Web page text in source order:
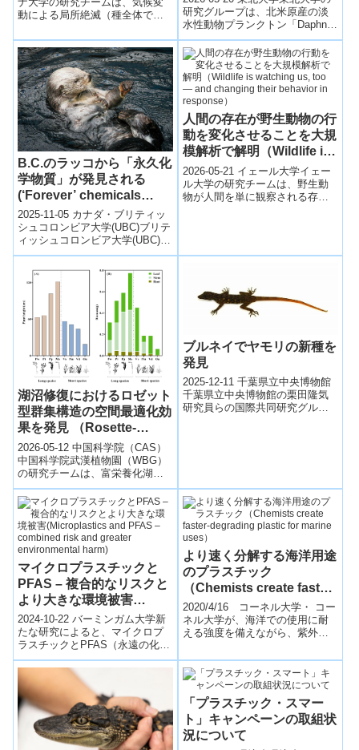
Temperate Regions Than
Study Shows）
動による局所絶滅（種全体では
来考えられていた熱帯地域より
も温帯地...
研究グループは、北米原産の淡
水性動物プランクトン「Daphnia
retrocurva」を愛知県の新豊根ダ
ム（みどり湖）...
B.C.のラッコから「永久化
学物質」が発見される
(‘Forever’ chemicals
found in B.C. sea otters)
2025-11-05 カナダ・ブリティッ
シュコロンビア大学(UBC)ブリテ
ィッシュコロンビア大学(UBC)の
研究で、州沿岸部のラッコから
人間の存在が野生動物の行
動を変化させることを大規
模解析で解明（Wildlife is
watching us, too ― and
changing their behavior
in response）
2026-05-21 イェール大学イェー
ル大学の研究チームは、野生動
物が人間を単に観察される存在
湖沼修復におけるロゼット
型群集構造の空間最適化効
果を発見 （Rosette-
forming Community
Structure Optimizes
Spatial Configuration in
Lake Restoration）
2026-05-12 中国科学院（CAS）
中国科学院武漢植物園（WBG）
の研究チームは、富栄養化湖沼
における沈水植物群落の多様性
と安定性を高める新たな修復戦
略を...
ブルネイでヤモリの新種を
発見
2025-12-11 千葉県立中央博物館
千葉県立中央博物館の栗田隆気
研究員らの国際共同研究グルー
マイクロプラスチックと
PFAS – 複合的なリスクと
より大きな環境被害
(Microplastics and PFAS
– combined risk and
greater environmental
harm)
2024-10-22 バーミンガム大学新
たな研究によると、マイクロプ
ラスチックとPFAS（永遠の化学
物質）の組み合わせは、単独の
化学物質よりも環境に対して深
刻な...
より速く分解する海洋用途
のプラスチック
（Chemists create faster-
degrading plastic for
marine uses）
2020/4/16 コーネル大学・ コー
ネル大学が、海洋での使用に耐
える強度を備えながら、紫外線
ーを開発。・ 同プラスチック
は、商用...
「プラスチック・スマー
ト」キャンペーンの取組状
況について